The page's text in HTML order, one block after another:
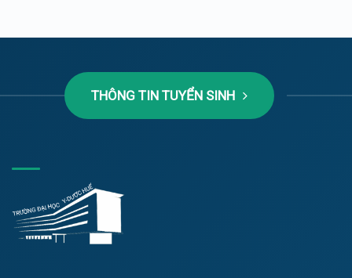
THÔNG TIN TUYỂN SINH